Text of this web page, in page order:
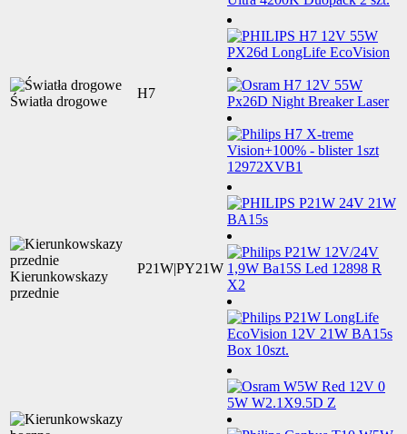
Światła drogowe
H7
Kierunkowskazy
przednie
P21W|PY21W